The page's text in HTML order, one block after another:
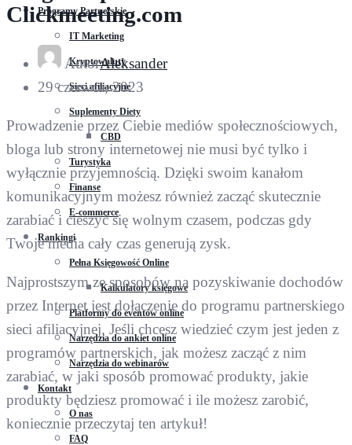
Programy Partnerskie
IT Marketing
Kryptowaluty
Sieci afiliacyjne
Suplementy Diety
CBD
Turystyka
Finanse
E-commerce
Rankingi
Pełna Księgowość Online
Kalkulatory księgowe
Platformy do eventów online
Narzędzia do ankiet online
Narzędzia do webinarów
Kontakt
O nas
FAQ
Clickmeeting.com
AutorAleksander
29 czerwca, 2023
Prowadzenie przez Ciebie mediów społecznościowych,
bloga lub strony internetowej nie musi być tylko i
wyłącznie przyjemnością. Dzięki swoim kanałom
komunikacyjnym możesz również zacząć skutecznie
zarabiać i cieszyć się wolnym czasem, podczas gdy
Twoje media cały czas generują zysk.
Najprostszym ze sposobów na pozyskiwanie dochodów
przez Internet jest dołączenie do programu partnerskiego
sieci afiliacyjnej. Jeśli chcesz wiedzieć czym jest jeden z
programów partnerskich, jak możesz zacząć z nim
zarabiać, w jaki sposób promować produkty, jakie
produkty będziesz promować i ile możesz zarobić,
koniecznie przeczytaj ten artykuł!